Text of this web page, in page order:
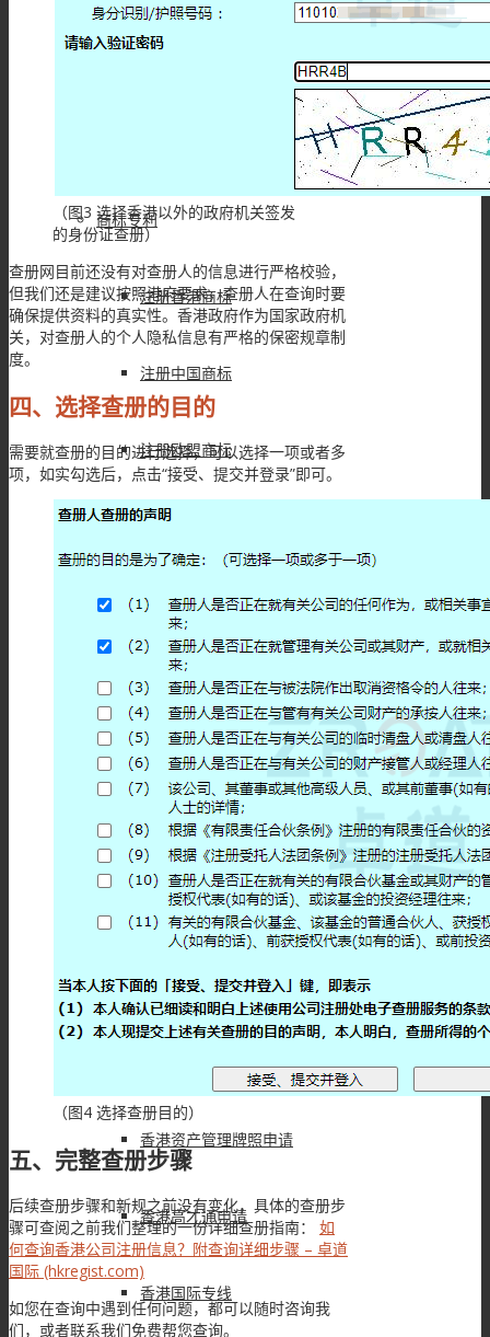
商标专利
注册香港商标
注册中国商标
注册欧盟商标
注册马德里商标
注册美国商标
申请中国专利
其他服务
香港律师公证
海牙认证
香港强积金办理
申请香港条形码
香港资产管理牌照申请
香港高才通申请
香港国际专线
（图3 选择香港以外的政府机关签发
的身份证查册）
查册网目前还没有对查册人的信息进行严格校验，
但我们还是建议按照港府要求，查册人在查询时要
确保提供资料的真实性。香港政府作为国家政府机
关，对查册人的个人隐私信息有严格的保密规章制
度。
四、选择查册的目的
需要就查册的目的进行选择，可以选择一项或者多
项，如实勾选后，点击“接受、提交并登录”即可。
（图4 选择查册目的）
五、完整查册步骤
后续查册步骤和新规之前没有变化，具体的查册步
骤可查阅之前我们整理的一份详细查册指南： 如
何查询香港公司注册信息？附查询详细步骤 – 卓道
国际 (hkregist.com)
如您在查询中遇到任何问题，都可以随时咨询我
们，或者联系我们免费帮您查询。